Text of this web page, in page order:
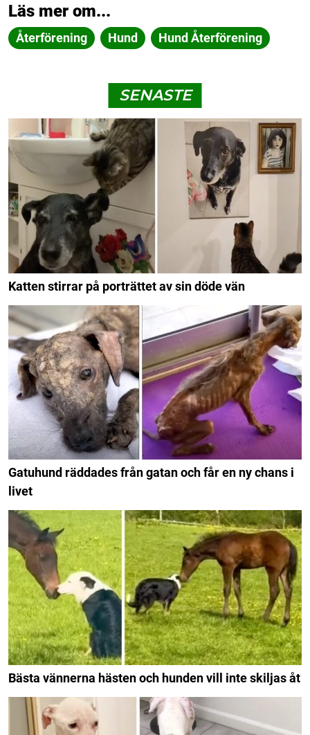
Läs mer om...
Återförening Hund Hund Återförening
SENASTE
Katten stirrar på porträttet av sin döde vän
Gatuhund räddades från gatan och får en ny chans i
livet
Bästa vännerna hästen och hunden vill inte skiljas åt